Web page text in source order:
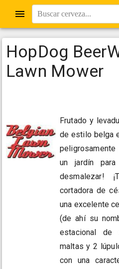
Buscar cerveza...
HopDog
Lawn Mower
Frutado y
de estilo belga
peligrosamente
un jardín
desmalezar!
cortadora de
una excelente
(de ahí su
estacional de
maltas y 2
con una